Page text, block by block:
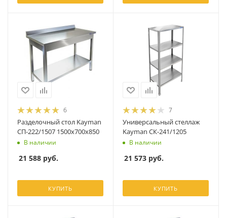
6
Разделочный стол Kayman
СП-222/1507 1500х700х850
В наличии
21 588 руб.
КУПИТЬ
7
Универсальный стеллаж
Kayman СК-241/1205
В наличии
21 573 руб.
КУПИТЬ